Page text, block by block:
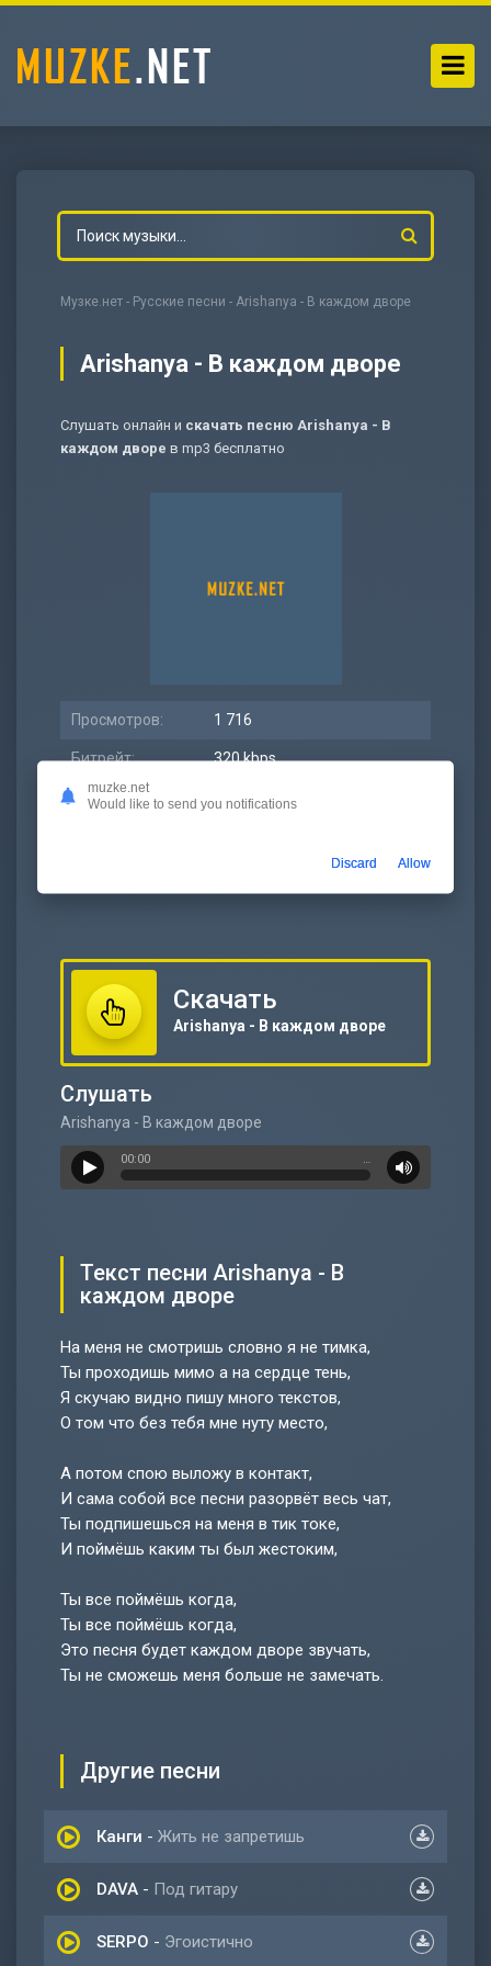
Музке.нет - Русские песни - Arishanya - В каждом дворе
Arishanya - В каждом дворе
Слушать онлайн и скачать песню Arishanya - В
каждом дворе в mp3 бесплатно
Просмотров: 1 716
Битрейт: 320 kbps
Размер: 7.42 МБ
Скачать
Arishanya - В каждом дворе
Слушать
Arishanya - В каждом дворе
00:00 …
Текст песни Arishanya - В
каждом дворе
На меня не смотришь словно я не тимка,
Ты проходишь мимо а на сердце тень,
Я скучаю видно пишу много текстов,
О том что без тебя мне нуту место,
А потом спою выложу в контакт,
И сама собой все песни разорвёт весь чат,
Ты подпишешься на меня в тик токе,
И поймёшь каким ты был жестоким,
Ты все поймёшь когда,
Ты все поймёшь когда,
Это песня будет каждом дворе звучать,
Ты не сможешь меня больше не замечать.
Другие песни
Канги - Жить не запретишь
DAVA - Под гитару
SERPO - Эгоистично
muzke.net
Would like to send you notifications
Discard Allow